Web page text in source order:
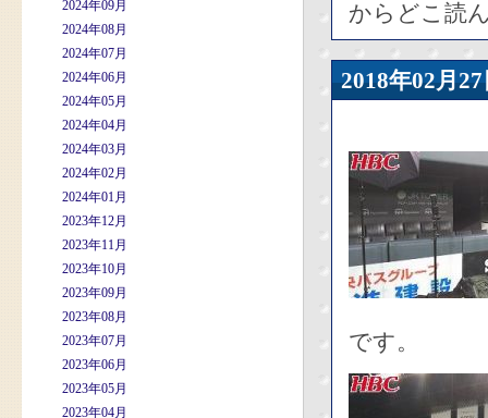
2024年09月
2024年08月
2024年07月
2024年06月
2024年05月
2024年04月
2024年03月
2024年02月
2024年01月
2023年12月
2023年11月
2023年10月
2023年09月
2023年08月
2023年07月
2023年06月
2023年05月
2023年04月
からどこ読
2018年02
です。